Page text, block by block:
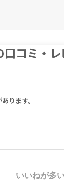
く相談してください
投与中の方
時血圧＞170/
コミ・レ
ります。
いいねが多